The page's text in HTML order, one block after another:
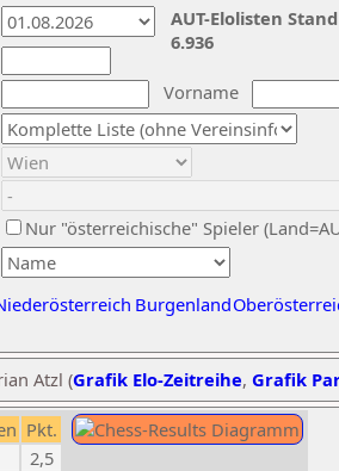
Vorname
Nur "österreichische" Spieler
Burgenland
AUT-Elolisten
6.936
Atzl (Grafik Elo-Zeitreihe, Grafik
Pkt.
2,5